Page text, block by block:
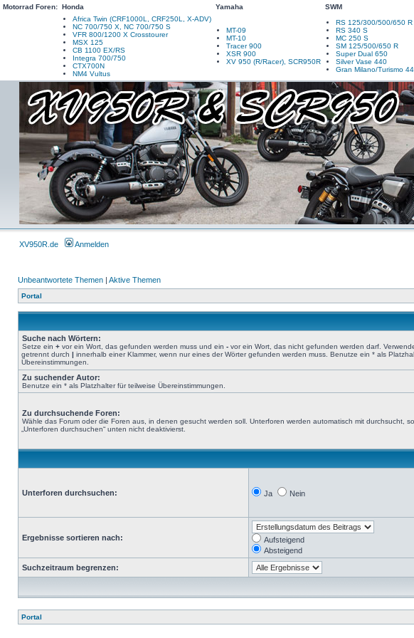
Motorrad Foren: Honda Yamaha SWM
Africa Twin (CRF1000L, CRF250L, X-ADV)
NC 700/750 X, NC 700/750 S
VFR 800/1200 X Crosstourer
MSX 125
CB 1100 EX/RS
Integra 700/750
CTX700N
NM4 Vultus
MT-09
MT-10
Tracer 900
XSR 900
XV 950 (R/Racer), SCR950R
RS 125/300/500/650 R
RS 340 S
MC 250 S
SM 125/500/650 R
Super Dual 650
Silver Vase 440
Gran Milano/Turismo
XV950R.de Anmelden
Unbeantwortete Themen | Aktive Themen
Portal
Suche nach Wörtern:
Setze ein + vor ein Wort, das gefunden werden muss und ein - vor ein Wort, das nicht gefunden werden darf.
getrennt durch | innerhalb einer Klammer, wenn nur eines der Wörter gefunden werden muss. Benutze ein * als
Übereinstimmungen.
Zu suchender Autor:
Benutze ein * als Platzhalter für teilweise Übereinstimmungen.
Zu durchsuchende Foren:
Wähle das Forum oder die Foren aus, in denen gesucht werden soll. Unterforen werden automatisch mit durchsucht,
„Unterforen durchsuchen“ unten nicht deaktivierst.
Unterforen durchsuchen: Ja Nein
Ergebnisse sortieren nach:
Aufsteigend
Absteigend
Suchzeitraum begrenzen:
Portal